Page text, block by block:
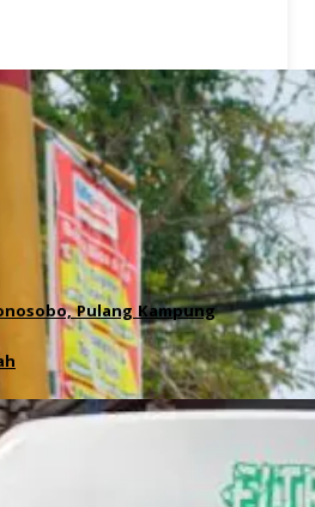
Pulang Kampung